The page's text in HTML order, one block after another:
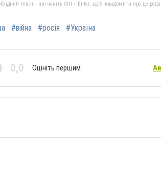
текст і натисніть Ctrl + Enter, щоб повідомити про це
#війна #росія #Україна
0,0 Оцініть першим